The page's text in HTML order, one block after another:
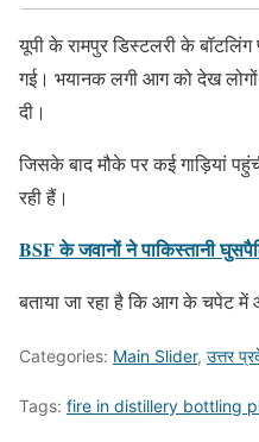
यूपी के रामपुर डिस्टलरी के
गई। भयानक लगी आग को देख
दी।
जिसके बाद मौके पर कई गाड़ियां
रही हैं।
BSF के जवानों ने पाकिस्तानी
बताया जा रहा है कि आग के चपेट
Categories: Main Slider, उत्तर
Tags: fire in distillery bottling